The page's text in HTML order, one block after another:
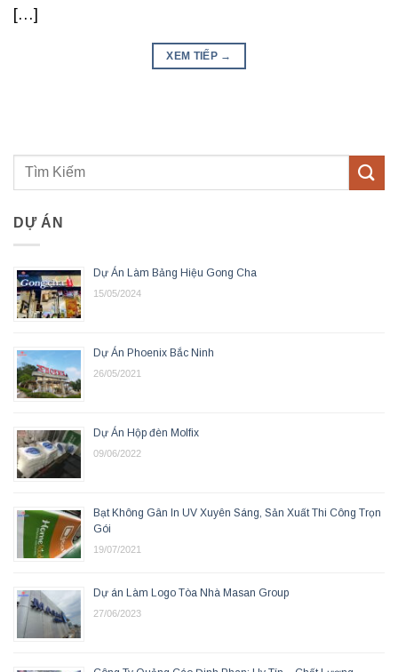
[…]
XEM TIẾP →
DỰ ÁN
Dự Án Làm Bảng Hiệu Gong Cha
15/05/2024
Dự Án Phoenix Bắc Ninh
26/05/2021
Dự Án Hộp đèn Molfix
09/06/2022
Bạt Không Gân In UV Xuyên Sáng, Sản Xuất Thi Công Trọn
Gói
19/07/2021
Dự án Làm Logo Tòa Nhà Masan Group
27/06/2023